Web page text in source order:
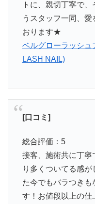
トに、親切丁寧で
うスタッフ一同、
おります★
ベルグローラッシュ
LASH NAIL)
[口コミ]
総合評価：5
接客、施術共に丁寧
り多くついてる感
た今でもバラつき
す！お値段以上の仕